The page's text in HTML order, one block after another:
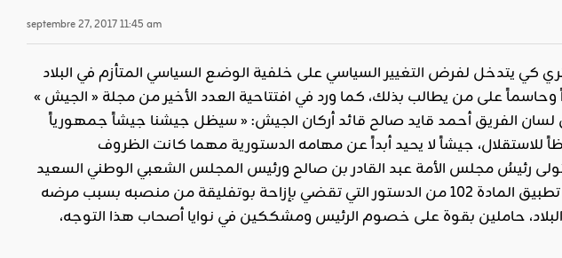
septembre 27, 2017 11:45 am
كي يتدخل لفرض التغييرالسياسي على خلفية الوضع السياسي المتأزم في البلاد
على من يطالب بذلك، كما ورد في افتتاحية العدد الأخير من مجلة « الجيش »
الفريق أحمد قايد صالح قائد أركان الجيش: « سيظل جيشنا جيشاً جمهورياً
للاستقلال، جيشاً لا يحيد أبداً عن مهامه الدستورية مهما كانت الظروف
رئيسُ مجلس الأمة عبد القادر بن صالح ورئيس المجلس الشعبي الوطني السعيد
بغرفتيه) مهمةَ الرد على من يستعجل تطبيق المادة 102 من الدستور التي تقضي بإزاحة بوتفليقة من منصبه بسبب مرضه
حاملين بقوة على خصوم الرئيس ومشككين في نوايا أصحاب هذا التوجه،